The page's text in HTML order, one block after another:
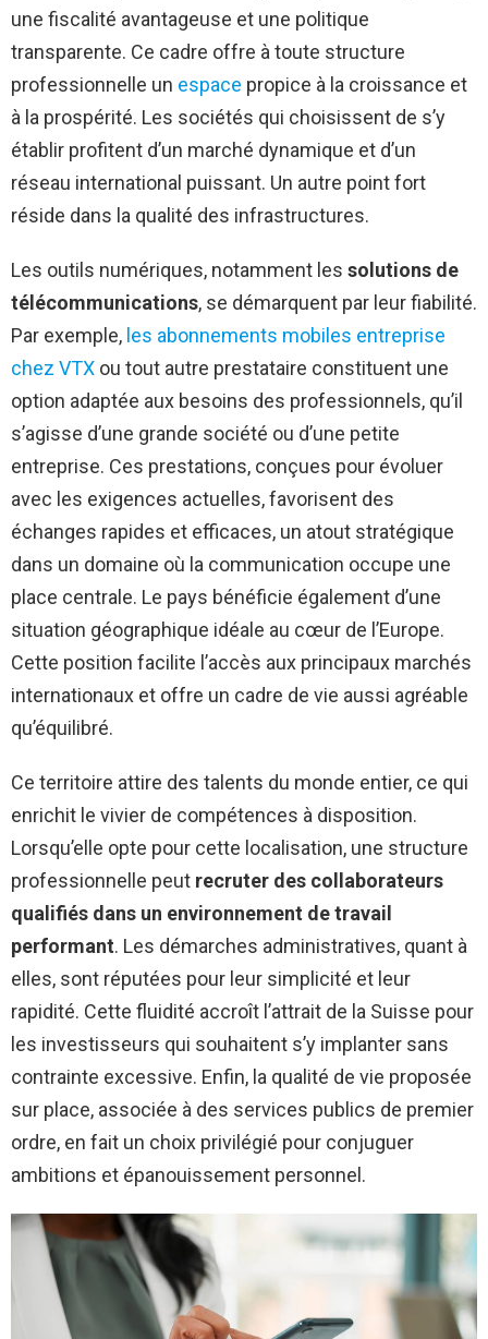
une fiscalité avantageuse et une politique
transparente. Ce cadre offre à toute structure
professionnelle un espace propice à la croissance et
à la prospérité. Les sociétés qui choisissent de s’y
établir profitent d’un marché dynamique et d’un
réseau international puissant. Un autre point fort
réside dans la qualité des infrastructures.
Les outils numériques, notamment les solutions de
télécommunications, se démarquent par leur fiabilité.
Par exemple, les abonnements mobiles entreprise
chez VTX ou tout autre prestataire constituent une
option adaptée aux besoins des professionnels, qu’il
s’agisse d’une grande société ou d’une petite
entreprise. Ces prestations, conçues pour évoluer
avec les exigences actuelles, favorisent des
échanges rapides et efficaces, un atout stratégique
dans un domaine où la communication occupe une
place centrale. Le pays bénéficie également d’une
situation géographique idéale au cœur de l’Europe.
Cette position facilite l’accès aux principaux marchés
internationaux et offre un cadre de vie aussi agréable
qu’équilibré.
Ce territoire attire des talents du monde entier, ce qui
enrichit le vivier de compétences à disposition.
Lorsqu’elle opte pour cette localisation, une structure
professionnelle peut recruter des collaborateurs
qualifiés dans un environnement de travail
performant. Les démarches administratives, quant à
elles, sont réputées pour leur simplicité et leur
rapidité. Cette fluidité accroît l’attrait de la Suisse pour
les investisseurs qui souhaitent s’y implanter sans
contrainte excessive. Enfin, la qualité de vie proposée
sur place, associée à des services publics de premier
ordre, en fait un choix privilégié pour conjuguer
ambitions et épanouissement personnel.